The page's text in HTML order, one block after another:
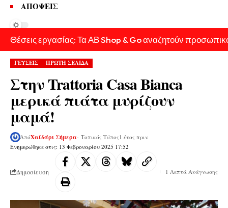
ΑΠΟΨΕΙΣ
Θέσεις εργασίας: Τα ΑΒ Shop & Go αναζητούν
ΓΕΥΣΕΙΣ ΠΡΩΤΗ ΣΕΛΙΔΑ
Στην Trattoria Casa Bianca
μερικά πιάτα μυρίζουν
μαμά!
Ενημερώθηκε στις: 13 Φεβρουαρίου 2025 17:52
ΑπόΧαϊδάρι Σήμερα- Τοπικός Τύπος 1 έτος πριν
Δημοσίευση 1 Λεπτά Ανάγνωσης